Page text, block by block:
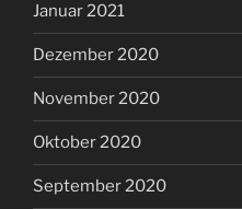
Januar 2021
Dezember 2020
November 2020
Oktober 2020
September 2020